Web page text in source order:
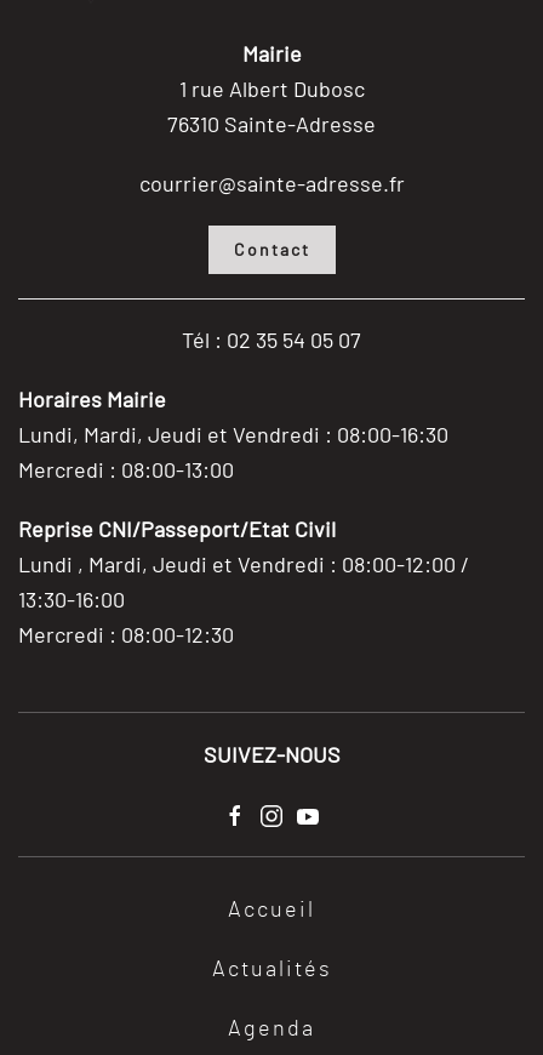
Mairie
1 rue Albert Dubosc
76310 Sainte-Adresse
courrier@sainte-adresse.fr
Contact
Tél : 02 35 54 05 07
Horaires Mairie
Lundi, Mardi, Jeudi et Vendredi : 08:00-16:30
Mercredi : 08:00-13:00
Reprise CNI/Passeport/Etat Civil
Lundi , Mardi, Jeudi et Vendredi : 08:00-12:00 /
13:30-16:00
Mercredi : 08:00-12:30
SUIVEZ-NOUS
Accueil
Actualités
Agenda